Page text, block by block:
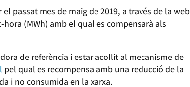
el passat mes de maig de 2019, a través de la web
(MWh) amb el qual es compensarà als
de referència i estar acollit al mecanisme de
pel qual es recompensa amb una reducció de la
i no consumida en la xarxa.